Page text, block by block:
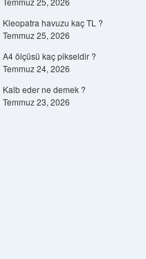
Kleopatra havuzu kaç TL ?
Temmuz 25, 2026
A4 ölçüsü kaç pikseldir ?
Temmuz 24, 2026
Kalb eder ne demek ?
Temmuz 23, 2026